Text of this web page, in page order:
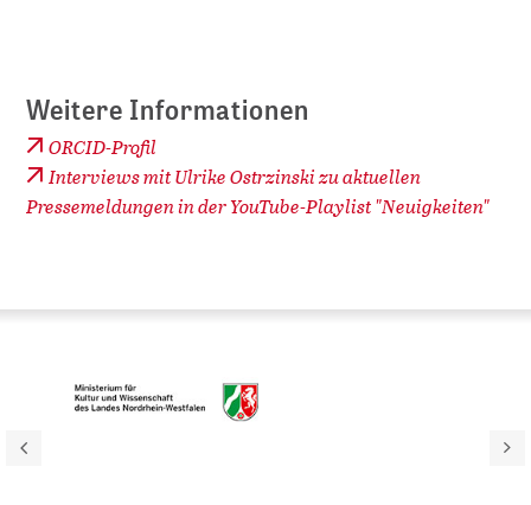
Weitere Informationen
ORCID-Profil
Interviews mit Ulrike Ostrzinski zu aktuellen
Pressemeldungen in der YouTube-Playlist "Neuigkeiten"